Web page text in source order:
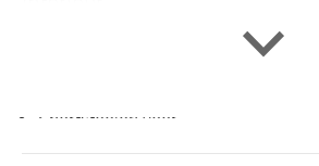
Sportstoelen voor
M Sportstuurwiel met leder bekleed